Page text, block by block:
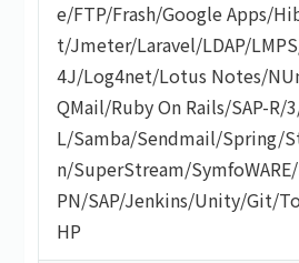
e/FTP/Frash/Google Apps/
t/Jmeter/Laravel/LDAP/LMPS
4J/Log4net/Lotus Notes/
QMail/Ruby On Rails/SAP-R/3
L/Samba/Sendmail/Spring/
n/SuperStream/SymfoWARE/
PN/SAP/Jenkins/Unity/Git/
HP